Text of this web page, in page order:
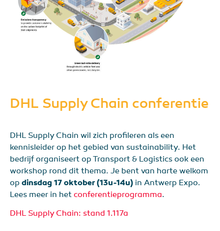
DHL Supply Chain conferentie
DHL Supply Chain wil zich profileren als een
kennisleider op het gebied van sustainability. Het
bedrijf organiseert op Transport & Logistics ook een
workshop rond dit thema. Je bent van harte welkom
op dinsdag 17 oktober (13u-14u) in Antwerp Expo.
Lees meer in het conferentieprogramma.
DHL Supply Chain: stand 1.117a